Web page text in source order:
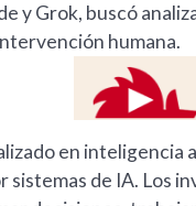
y Grok, buscó
humana.
en inteligencia
sistemas de IA. Los